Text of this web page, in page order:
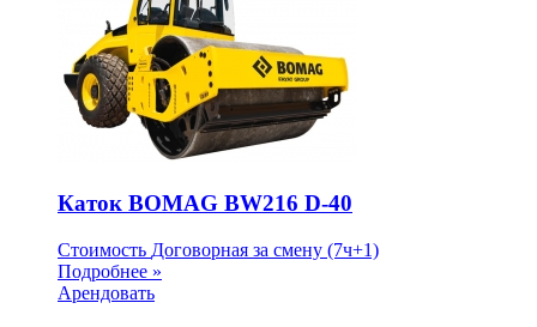
Каток BOMAG BW216 D-40
Стоимость Договорная за смену (7ч+1)
Подробнее »
Арендовать